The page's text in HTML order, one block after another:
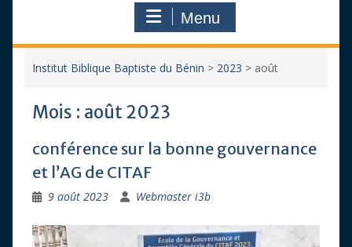
Menu
Institut Biblique Baptiste du Bénin > 2023 > août
Mois : août 2023
conférence sur la bonne gouvernance
et l’AG de CITAF
9 août 2023 Webmaster i3b